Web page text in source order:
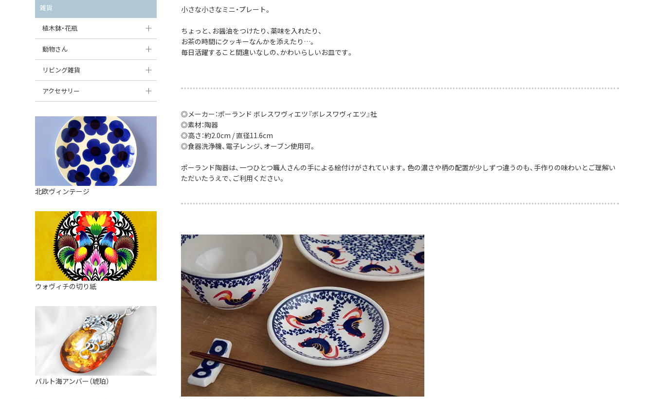
小さな小さなミニ・プレート。
ちょっと、お醤油をつけたり、薬味を入れたり、
お茶の時間にクッキーなんかを添えたり…。
毎日活躍すること間違いなしの、かわいらしいお皿です。
◎メーカー：ポーランド ボレスワヴィエツ『ボレスワヴィエツ』社
◎素材：陶器
◎高さ：約2.0cm / 直径11.6cm
◎食器洗浄機、電子レンジ、オーブン使用可。
ポーランド陶器は、一つひとつ職人さんの手による絵付けがされています。色の濃さや柄の配置が少しずつ違うのも、手作りの味わいとご理解い
ただいたうえで、ご利用ください。
変形プレート
分割ディッシュ
すべて見る
葉っぱ型ボウル
りんご型ボウル
いちご型ボウル
星型ボウル
スープカップ
そば猪口・フリーカップ
ココット
薬味入れ
ミキシングボウル
すべて見る
チーズケース
バターディッシュ
六角形ポット
ボトル
すべて見る
カトラリー
はしおき・カトラリーレスト
スクエアオーブンディッシュ
オーバルオーブンディッシュ
すべて見る
マフィン型
すべて見る
チュリーン
キャセロール
すべて見る
雑貨
植木鉢・花瓶
植木鉢
花瓶
動物さん
フィギュア・置物
貯金箱
オーナメント
クリーマー
リビング雑貨
スツール
バス・洗面用品
家具小物
小物入れ
アロマポット
バスケット
装飾用タイル・プレート
ミニチュア
天使さま
カードスタンド
マグネット
すべて見る
アクセサリー
ペンダントトップ
すべて見る
北欧ヴィンテージ
ウォヴィチの切り紙
バルト海アンバー（琥珀）